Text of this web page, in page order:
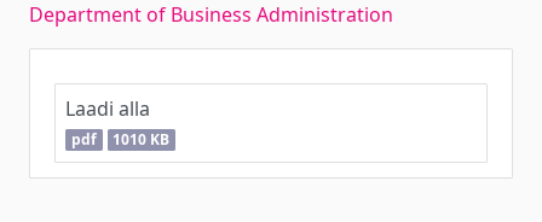
Department of Business Administration
Laadi alla
pdf 1010 KB